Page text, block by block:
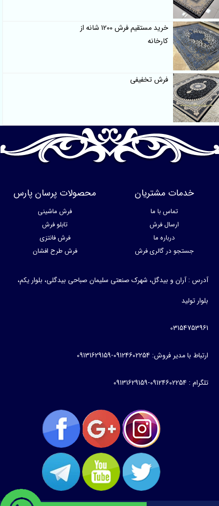
خرید مستقیم فرش 1200 شانه از
کارخانه
فرش تخفیفی
خدمات مشتریان
تماس با ما
ارسال فرش
درباره ما
جستجو در گالری فرش
محصولات پرسان پارس
فرش ماشینی
تابلو فرش
فرش فانتزی
فرش طرح افشان
آدرس : آران و بیدگل، شهرک صنعتی سلیمان صباحی بیدگلی، بلوار یکم،
بلوار تولید
03154753961
ارتباط با مدیر فروش: 09124602254-09131629159
تلگرام : 09124602254-09131629159